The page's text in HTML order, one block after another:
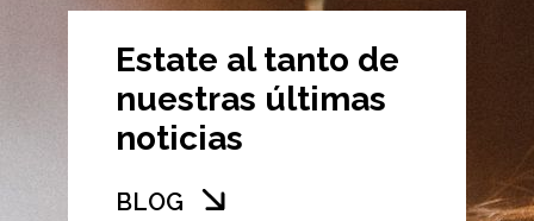
Estate al tanto de
nuestras últimas
noticias
BLOG